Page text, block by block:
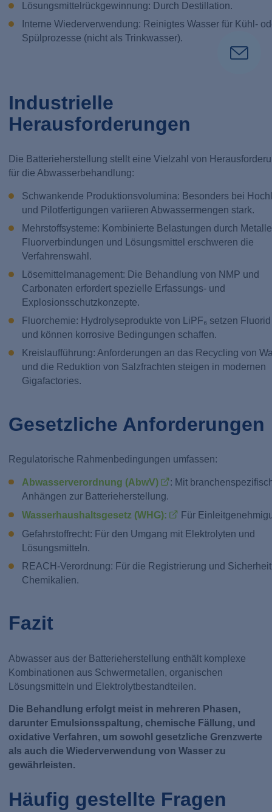
Lösungsmittelrückgewinnung: Durch Destillation.
Interne Wiederverwendung: Reinigtes Wasser für Kühl-
Spülprozesse (nicht als Trinkwasser).
Industrielle
Herausforderungen
Die Batterieherstellung stellt eine Vielzahl von
für die Abwasserbehandlung:
Schwankende Produktionsvolumina: Besonders bei
und Pilotfertigungen variieren Abwassermengen stark.
Mehrstoffsysteme: Kombinierte Belastungen durch
Fluorverbindungen und Lösungsmittel erschweren die
Verfahrenswahl.
Lösemittelmanagement: Die Behandlung von NMP und
Carbonaten erfordert spezielle Erfassungs- und
Explosionsschutzkonzepte.
Fluorchemie: Hydrolyseprodukte von LiPF₆ setzen
und können korrosive Bedingungen schaffen.
Kreislaufführung: Anforderungen an das Recycling von
und die Reduktion von Salzfrachten steigen in modernen
Gigafactories.
Gesetzliche Anforderungen
Regulatorische Rahmenbedingungen umfassen:
Abwasserverordnung (AbwV)
: Mit
Anhängen zur Batterieherstellung.
Wasserhaushaltsgesetz (WHG):
Für
Gefahrstoffrecht: Für den Umgang mit Elektrolyten und
Lösungsmitteln.
REACH-Verordnung: Für die Registrierung und
Chemikalien.
Fazit
Abwasser aus der Batterieherstellung enthält komplexe
Kombinationen aus Schwermetallen, organischen
Lösungsmitteln und Elektrolytbestandteilen.
Die Behandlung erfolgt meist in mehreren Phasen,
darunter Emulsionsspaltung, chemische Fällung, und
oxidative Verfahren, um sowohl gesetzliche Grenzwerte
als auch die Wiederverwendung von Wasser zu
gewährleisten.
Häufig gestellte Fragen